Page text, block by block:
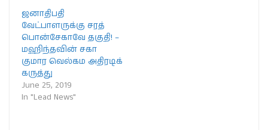
ஜனாதிபதி
வேட்பாளருக்கு சரத்
பொன்சேகாவே தகுதி! –
மஹிந்தவின் சகா
குமார வெல்கம அதிரடிக்
கருத்து
June 25, 2019
In "Lead News"